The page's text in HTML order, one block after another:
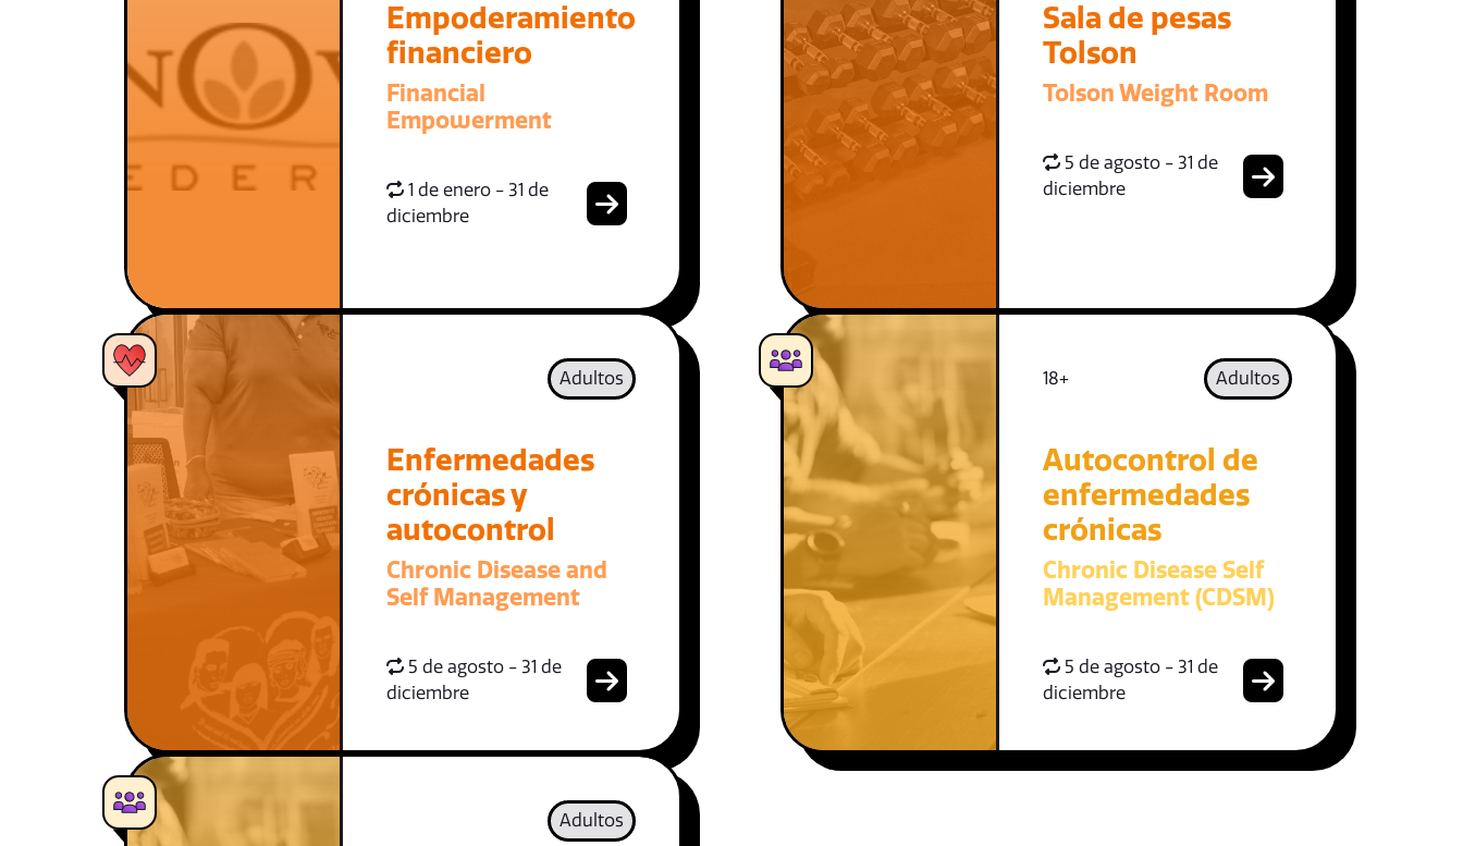
Empoderamiento
financiero
Financial
Empowerment
1 de enero - 31 de
diciembre
Sala de pesas
Tolson
Tolson Weight Room
5 de agosto - 31 de
diciembre
Adultos
Enfermedades
crónicas y
autocontrol
Chronic Disease and
Self Management
5 de agosto - 31 de
diciembre
18+ Adultos
Autocontrol de
enfermedades
crónicas
Chronic Disease Self
Management (CDSM)
5 de agosto - 31 de
diciembre
Adultos